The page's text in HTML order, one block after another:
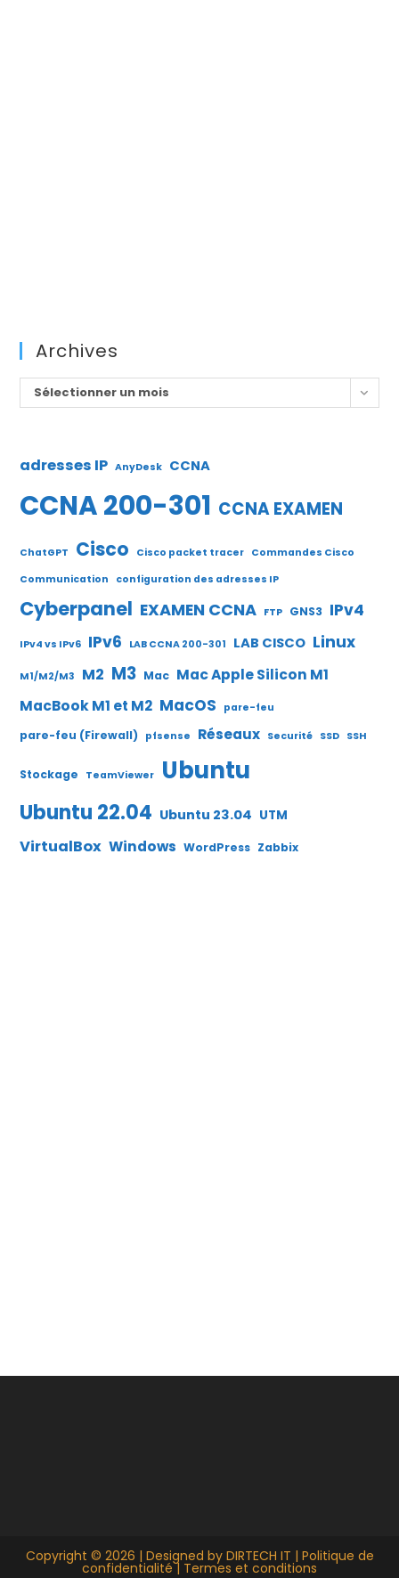
Archives
Archives
Sélectionner un mois
adresses IP AnyDesk CCNA
CCNA 200-301 CCNA EXAMEN
ChatGPT Cisco Cisco packet tracer Commandes Cisco
Communication
configuration des adresses IP
Cyberpanel EXAMEN CCNA FTP GNS3 IPv4
IPv4 vs IPv6 IPv6 LAB CCNA 200-301 LAB CISCO Linux
M1/M2/M3 M2 M3 Mac Mac Apple Silicon M1
MacBook M1 et M2 MacOS pare-feu
pare-feu (Firewall) pfsense Réseaux Securité SSD SSH
Stockage TeamViewer Ubuntu
Ubuntu 22.04 Ubuntu 23.04 UTM
VirtualBox Windows WordPress Zabbix
Copyright © 2026 | Designed by DIRTECH IT | Politique de
confidentialité| Termes et conditions